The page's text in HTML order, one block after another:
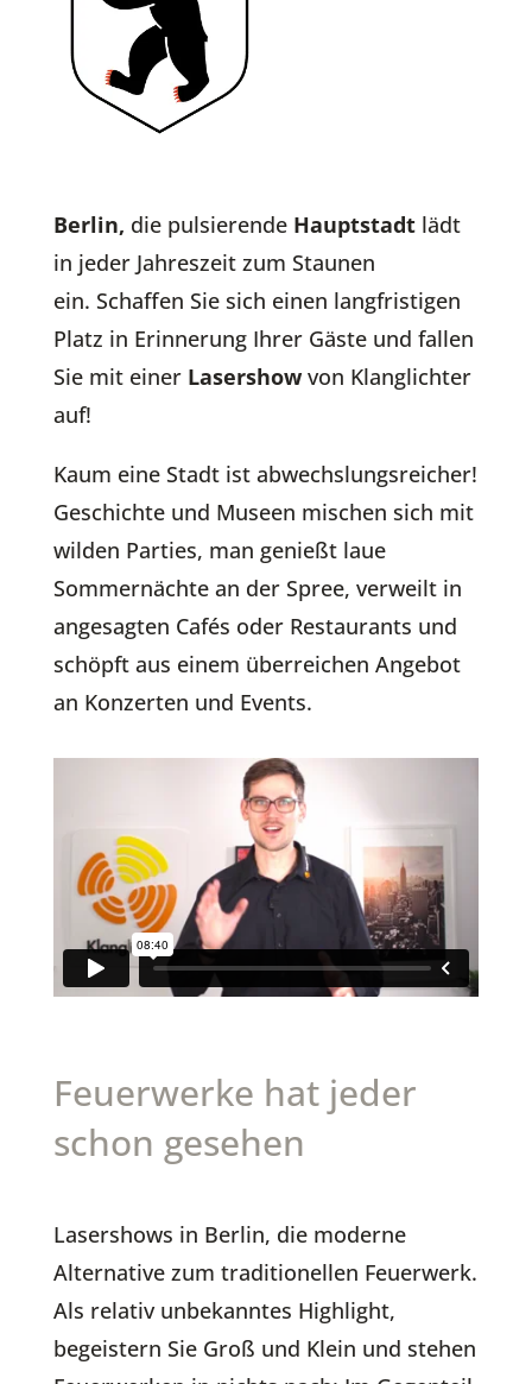
Berlin, die pulsierendeHauptstadt lädt
in jeder Jahreszeit zum Staunen
ein. Schaffen Sie sich einen langfristigen
Platz in Erinnerung Ihrer Gäste und fallen
Sie mit einer Lasershow von Klanglichter
auf!
Kaum eine Stadt ist abwechslungsreicher!
Geschichte und Museen mischen sich mit
wilden Parties, man genießt laue
Sommernächte an der Spree, verweilt in
angesagten Cafés oder Restaurants und
schöpft aus einem überreichen Angebot
an Konzerten und Events.
Feuerwerke hat jeder
schon gesehen
Lasershows in Berlin, die moderne
Alternative zum traditionellen Feuerwerk.
Als relativ unbekanntes Highlight,
begeistern Sie Groß und Klein und stehen